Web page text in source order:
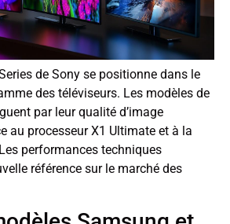
de Sony se positionne dans le
des téléviseurs. Les modèles de
par leur qualité d’image
au processeur X1 Ultimate et à la
performances techniques
référence sur le marché des